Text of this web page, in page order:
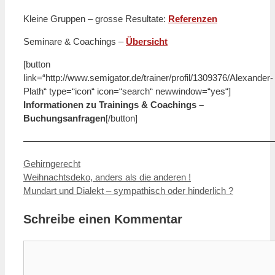
Kleine Gruppen – grosse Resultate: Referenzen
Seminare & Coachings – Übersicht
[button
link=“http://www.semigator.de/trainer/profil/1309376/Alexander-
Plath“ type=“icon“ icon=“search“ newwindow=“yes“]
Informationen zu Trainings & Coachings –
Buchungsanfragen[/button]
Kategorien
Gehirngerecht
Weihnachtsdeko, anders als die anderen !
Mundart und Dialekt – sympathisch oder hinderlich ?
Schreibe einen Kommentar